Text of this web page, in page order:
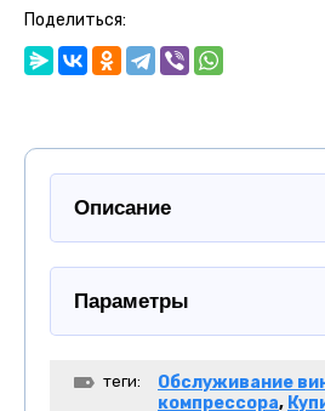
Поделиться:
Описание
Параметры
теги:
Обслуживание
компрессора,